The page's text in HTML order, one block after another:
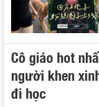
Cô giáo hot
người khen
đi học